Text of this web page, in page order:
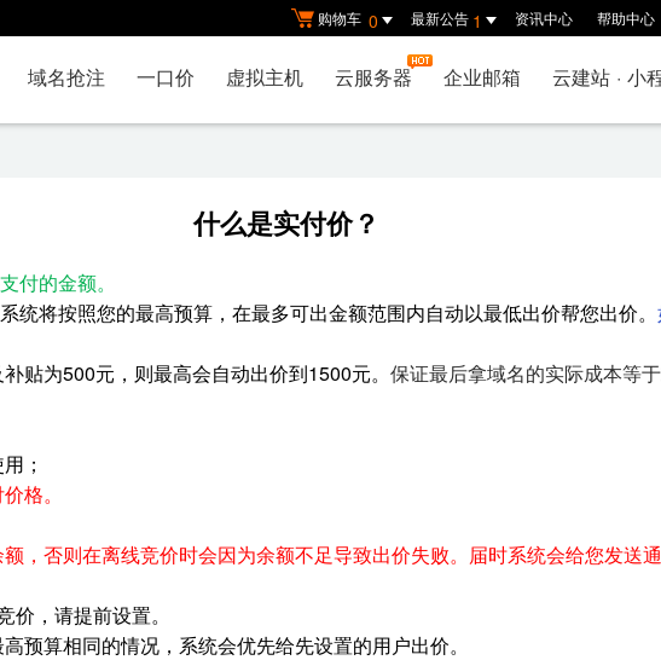
购物车 0 最新公告 1 资讯中心 帮助中心
域名抢注 一口价 虚拟主机 云服务器 企业邮箱 云建站 · 小
什么是实付价？
付的金额。
将按照您的最高预算，在最多可出金额范围内自动以最低出价帮您出价。
贴为500元，则最高会自动出价到1500元。 保证最后拿域名的实际成本等于
；
格。
，否则在离线竞价时会因为余额不足导致出价失败。届时系统会给您发送
，请提前设置。
算相同的情况，系统会优先给先设置的用户出价。